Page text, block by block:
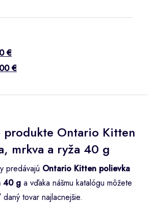
€
€
produkte Ontario Kitten
mrkva a ryža 40 g
predávajú Ontario Kitten polievka
40 g a vďaka nášmu katalógu môžete
tovar najlacnejšie.